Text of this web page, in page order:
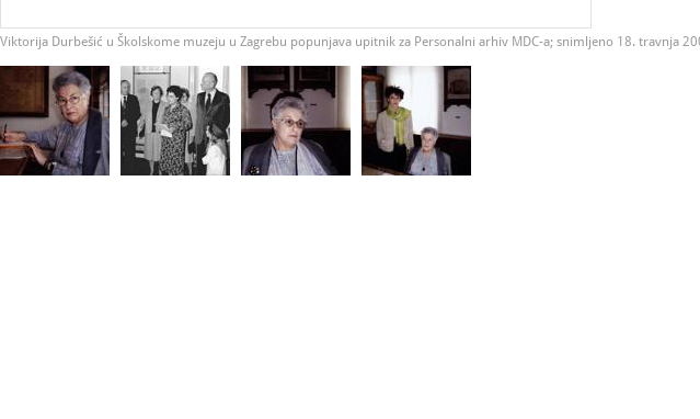
Viktorija Durbešić u Školskome muzeju u Zagrebu popunjava upitnik za Personalni arhiv MDC-a; snimljeno 18. travnja